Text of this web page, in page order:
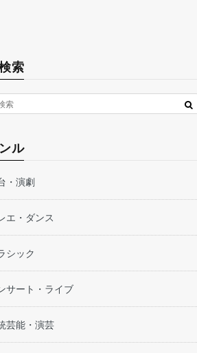
索
ル
・演劇
エ・ダンス
シック
サート・ライブ
芸能・演芸